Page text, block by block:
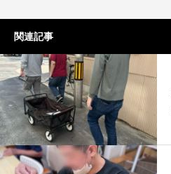
関連記事